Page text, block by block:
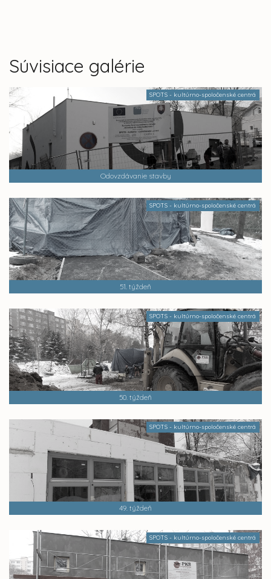
Súvisiace galérie
SPOTS - kultúrno-spoločenské centrá
Odovzdávanie stavby
SPOTS - kultúrno-spoločenské centrá
51. týždeň
SPOTS - kultúrno-spoločenské centrá
50. týždeň
SPOTS - kultúrno-spoločenské centrá
49. týždeň
SPOTS - kultúrno-spoločenské centrá